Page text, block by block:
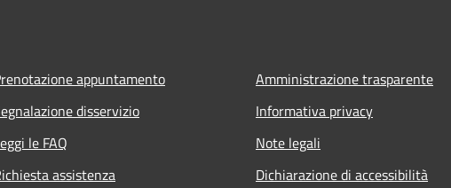
appuntamento
disservizio
le FAQ
assistenza
Amministrazione trasparente
Informativa privacy
Note legali
Dichiarazione di accessibilità